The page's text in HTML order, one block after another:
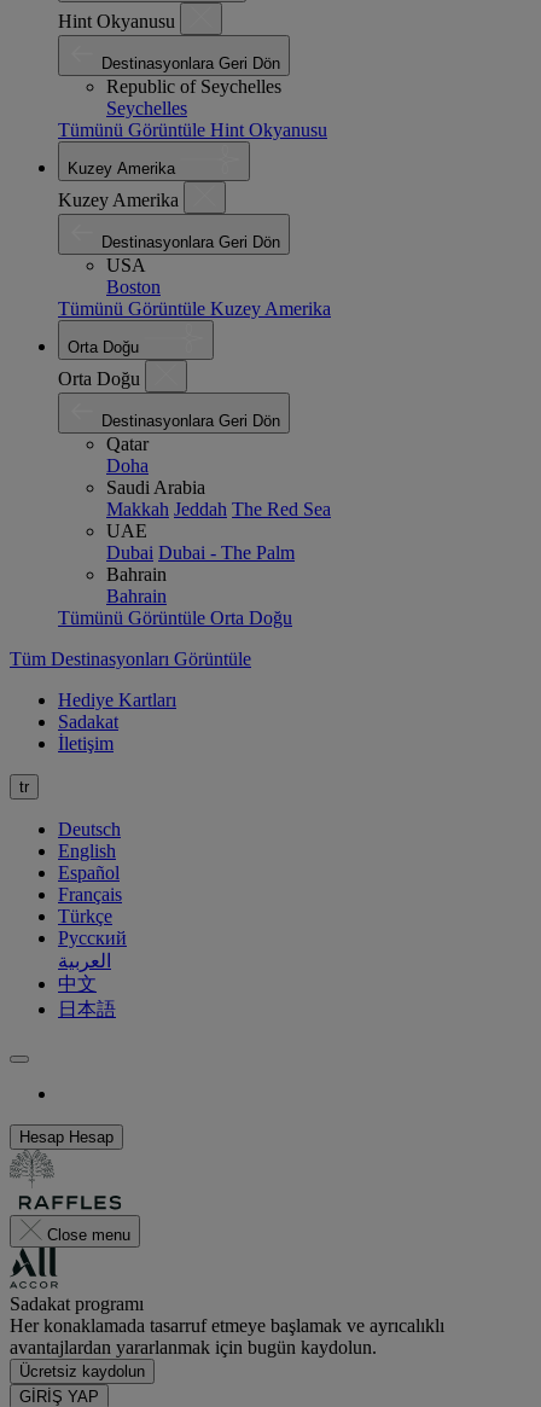
Hint Okyanusu
Destinasyonlara Geri Dön
Republic of Seychelles
Seychelles
Tümünü Görüntüle Hint Okyanusu
Kuzey Amerika
Kuzey Amerika
Destinasyonlara Geri Dön
USA
Boston
Tümünü Görüntüle Kuzey Amerika
Orta Doğu
Orta Doğu
Destinasyonlara Geri Dön
Qatar
Doha
Saudi Arabia
Makkah Jeddah The Red Sea
UAE
Dubai Dubai - The Palm
Bahrain
Bahrain
Tümünü Görüntüle Orta Doğu
Tüm Destinasyonları Görüntüle
Hediye Kartları
Sadakat
İletişim
tr
Deutsch
English
Español
Français
Türkçe
Русский
العربية
中文
日本語
Hesap Hesap
Close menu
Sadakat programı
Her konaklamada tasarruf etmeye başlamak ve ayrıcalıklı
avantajlardan yararlanmak için bugün kaydolun.
Ücretsiz kaydolun
GİRİŞ YAP